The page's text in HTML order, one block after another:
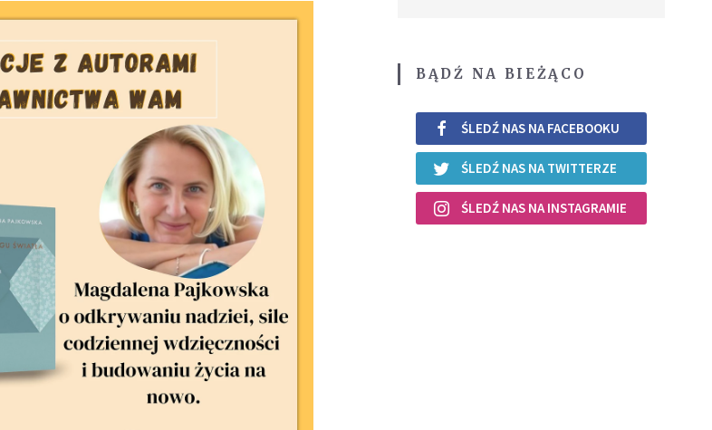
BĄDŹ NA BIEŻĄCO
ŚLEDŹ NAS NA FACEBOOKU
ŚLEDŹ NAS NA TWITTERZE
ŚLEDŹ NAS NA INSTAGRAMIE